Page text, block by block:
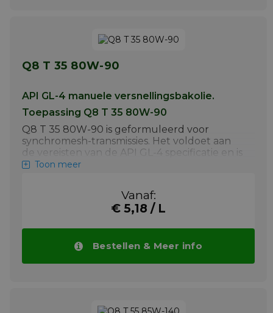
Q8 T 35 80W-90
API GL-4 manuele versnellingsbakolie.
Toepassing Q8 T 35 80W-90
Q8 T 35 80W-90 is geformuleerd voor
synchromesh-transmissies. Het voldoet aan
de vereisten van de API GL-4 specificatie en is
goedgekeurd door ZF.
Toon meer
Vanaf:
€ 5,18 / L
Bestellen & Meer info